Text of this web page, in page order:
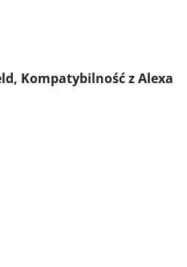
Kompatybilność z Alexa